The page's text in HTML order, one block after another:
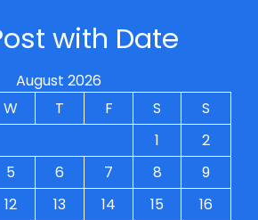
with Date
August 2026
W T F S
S
1
2
5 6 7 8
9
12 13 14 15
16